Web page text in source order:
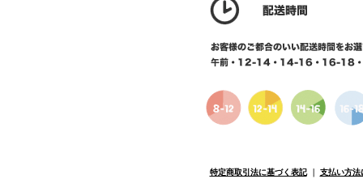
特定商取引法に基づく表記｜ 支払い方法